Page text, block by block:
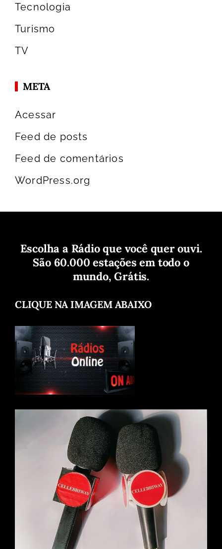
Tecnologia
Turismo
TV
META
Acessar
Feed de posts
Feed de comentários
WordPress.org
Escolha a Rádio que você quer ouvi.
São 60.000 estações em todo o
mundo, Grátis.
CLIQUE NA IMAGEM ABAIXO